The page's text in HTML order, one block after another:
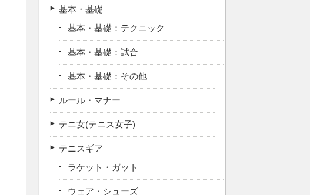
基本・基礎
基本・基礎：テクニック
基本・基礎：試合
基本・基礎：その他
ルール・マナー
テニ女(テニス女子)
テニスギア
ラケット・ガット
ウェア・シューズ